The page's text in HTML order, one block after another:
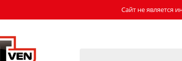
Сайт не является